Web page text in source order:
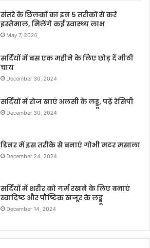
संतरे के छिलकों का इन 5 तरीकों से करें
इस्तेमाल, मिलेंगे कई स्वास्थ्य लाभ
May 7, 2026
सर्दियों में बस एक महीने के लिए छोड़ दें मीठी
चाय
December 30, 2024
सर्दियों में रोज खाएं अलसी के लड्डू, पढ़ें रेसिपी
December 30, 2024
डिनर में इस तरीके से बनाएं गोभी मटर मसाला
December 24, 2024
सर्दियों में शरीर को गर्म रखने के लिए बनाएं
स्वादिष्ट और पौष्टिक खजूर के लड्डू
December 14, 2024